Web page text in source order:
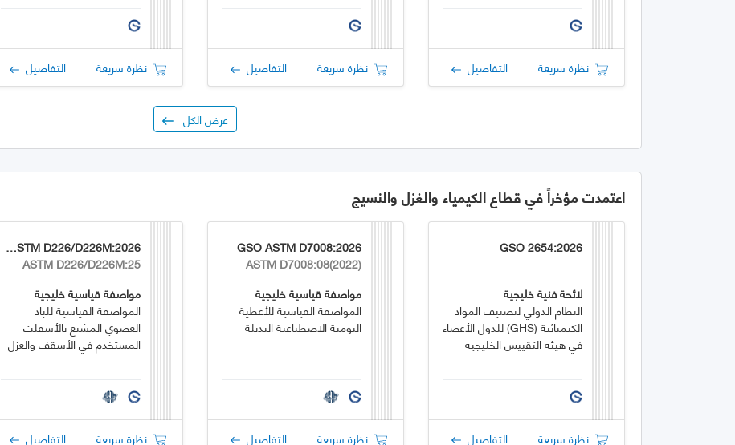
نظرة سريعة التفاصيل نظرة سريعة التفاصيل نظرة سريعة التفاصيل
عرض الكل
اعتمدت مؤخراً في قطاع الكيمياء والغزل والنسيج
GSO 2654:2026
لائحة فنية خليجية
النظام الدولي لتصنيف المواد
الكيميائية (GHS) للدول الأعضاء
في هيئة التقييس الخليجية
نظرة سريعة التفاصيل
GSO ASTM D7008:2026
ASTM D7008:08(2022)
مواصفة قياسية خليجية
المواصفة القياسية للأغطية
اليومية الاصطناعية البديلة
نظرة سريعة التفاصيل
GSO ASTM D226/D226M:2026
ASTM D226/D226M:25
مواصفة قياسية خليجية
المواصفة القياسية للباد
العضوي المشبع بالأسفلت
المستخدم في الأسقف والعزل
نظرة سريعة التفاصيل